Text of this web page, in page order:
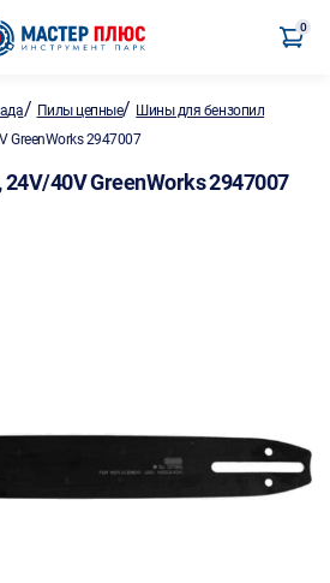
0
/ Пилы цепные/ Шины для бензопил
GreenWorks 2947007
40V GreenWorks 2947007